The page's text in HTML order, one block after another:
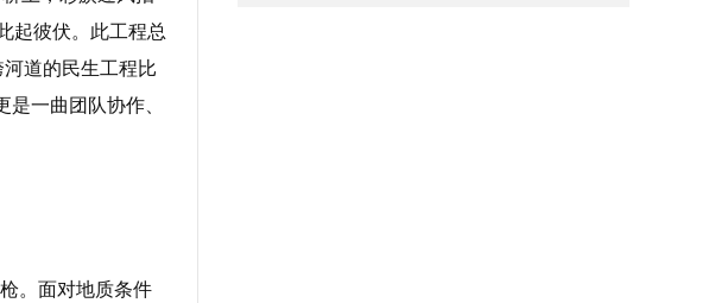
起彼伏。此工程总
道的民生工程比
一曲团队协作、
。面对地质条件